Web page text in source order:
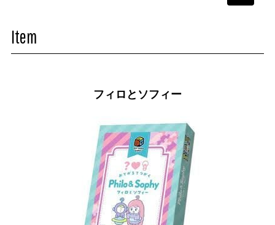
Item
フィロとソフィー